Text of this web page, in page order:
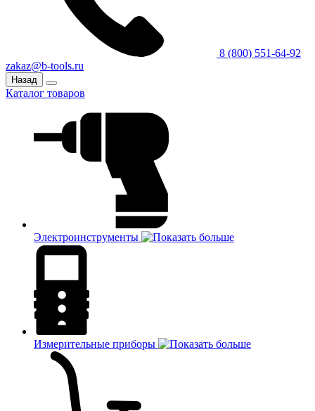
8 (800) 551-64-92
zakaz@b-tools.ru
Назад
Каталог товаров
Электроинструменты
Измерительные приборы